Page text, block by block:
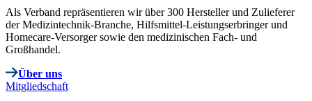
Als Verband repräsentieren wir über 300 Hersteller und Zulieferer
der Medizintechnik-Branche, Hilfsmittel-Leistungserbringer und
Homecare-Versorger sowie den medizinischen Fach- und
Großhandel.
Über uns
Mitgliedschaft